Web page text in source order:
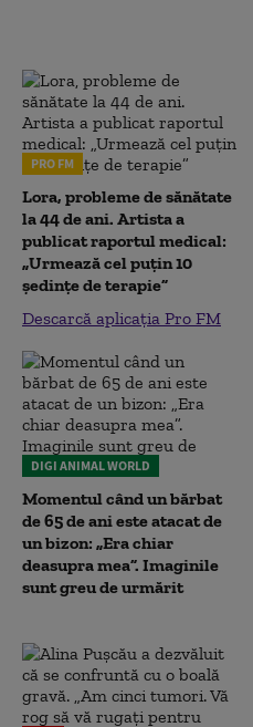
PRO FM
Lora, probleme de sănătate
la 44 de ani. Artista a
publicat raportul medical:
„Urmează cel puțin 10
ședințe de terapie”
Descarcă aplicația Pro FM
DIGI ANIMAL WORLD
Momentul când un bărbat
de 65 de ani este atacat de
un bizon: „Era chiar
deasupra mea”. Imaginile
sunt greu de urmărit